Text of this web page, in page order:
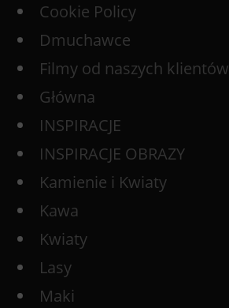
Cookie Policy
Dmuchawce
Filmy od naszych klientów
Główna
INSPIRACJE
INSPIRACJE OBRAZY
Kamienie i Kwiaty
Kawa
Kwiaty
Lasy
Maki